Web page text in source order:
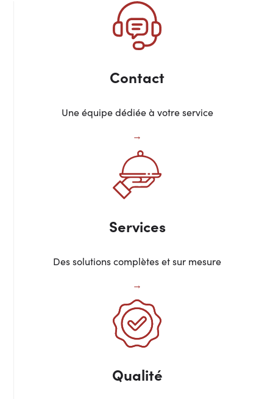
Contact
Une équipe dédiée à votre service
Services
Des solutions complètes et sur mesure
Qualité